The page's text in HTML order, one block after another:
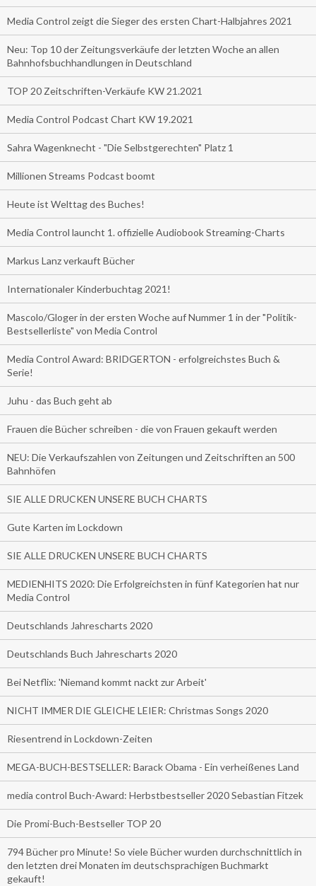
Media Control zeigt die Sieger des ersten Chart-Halbjahres 2021
Neu: Top 10 der Zeitungsverkäufe der letzten Woche an allen
Bahnhofsbuchhandlungen in Deutschland
TOP 20 Zeitschriften-Verkäufe KW 21.2021
Media Control Podcast Chart KW 19.2021
Sahra Wagenknecht - "Die Selbstgerechten" Platz 1
Millionen Streams Podcast boomt
Heute ist Welttag des Buches!
Media Control launcht 1. offizielle Audiobook Streaming-Charts
Markus Lanz verkauft Bücher
Internationaler Kinderbuchtag 2021!
Mascolo/Gloger in der ersten Woche auf Nummer 1 in der "Politik-
Bestsellerliste" von Media Control
Media Control Award: BRIDGERTON - erfolgreichstes Buch &
Serie!
Juhu - das Buch geht ab
Frauen die Bücher schreiben - die von Frauen gekauft werden
NEU: Die Verkaufszahlen von Zeitungen und Zeitschriften an 500
Bahnhöfen
SIE ALLE DRUCKEN UNSERE BUCH CHARTS
Gute Karten im Lockdown
SIE ALLE DRUCKEN UNSERE BUCH CHARTS
MEDIENHITS 2020: Die Erfolgreichsten in fünf Kategorien hat nur
Media Control
Deutschlands Jahrescharts 2020
Deutschlands Buch Jahrescharts 2020
Bei Netflix: 'Niemand kommt nackt zur Arbeit'
NICHT IMMER DIE GLEICHE LEIER: Christmas Songs 2020
Riesentrend in Lockdown-Zeiten
MEGA-BUCH-BESTSELLER: Barack Obama - Ein verheißenes Land
media control Buch-Award: Herbstbestseller 2020 Sebastian Fitzek
Die Promi-Buch-Bestseller TOP 20
794 Bücher pro Minute! So viele Bücher wurden durchschnittlich in
den letzten drei Monaten im deutschsprachigen Buchmarkt
gekauft!